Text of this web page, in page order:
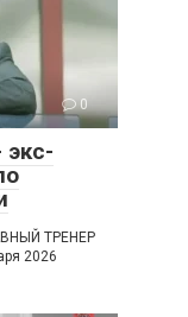
0
ТРЕНЕР
2026